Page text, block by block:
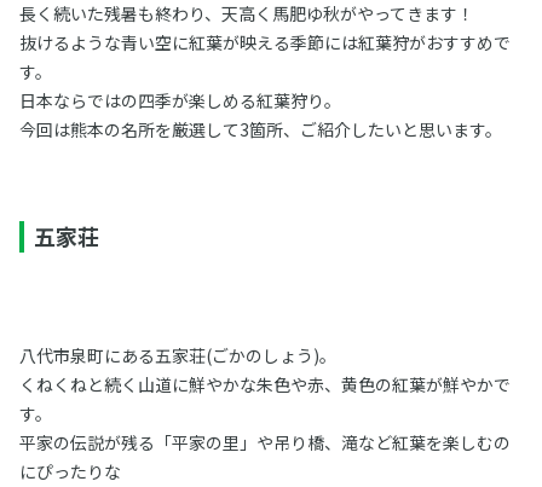
長く続いた残暑も終わり、天高く馬肥ゆ秋がやってきます！
抜けるような青い空に紅葉が映える季節には紅葉狩がおすすめで
す。
日本ならではの四季が楽しめる紅葉狩り。
今回は熊本の名所を厳選して3箇所、ご紹介したいと思います。
五家荘
八代市泉町にある五家荘(ごかのしょう)。
くねくねと続く山道に鮮やかな朱色や赤、黄色の紅葉が鮮やかで
す。
平家の伝説が残る「平家の里」や吊り橋、滝など紅葉を楽しむの
にぴったりな